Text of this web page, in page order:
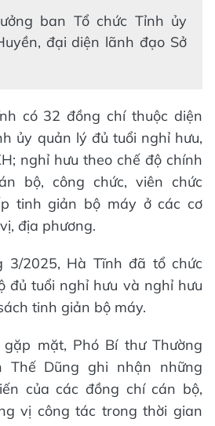
ban Tổ chức Tỉnh ủy
đại diện lãnh đạo Sở
có 32 đồng chí thuộc diện
ủy quản lý đủ tuổi nghỉ hưu,
nghỉ hưu theo chế độ chính
bộ, công chức, viên chức
tinh giản bộ máy ở các cơ
địa phương.
3/2025, Hà Tĩnh đã tổ chức
đủ tuổi nghỉ hưu và nghỉ hưu
tinh giản bộ máy.
mặt, Phó Bí thư Thường
Thế Dũng ghi nhận những
của các đồng chí cán bộ,
vị công tác trong thời gian